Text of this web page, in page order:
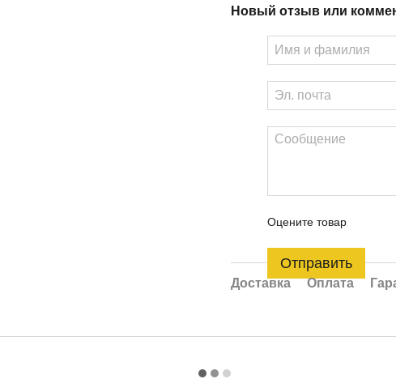
Новый отзыв или
Оцените товар
Отправить
Доставка Оплата